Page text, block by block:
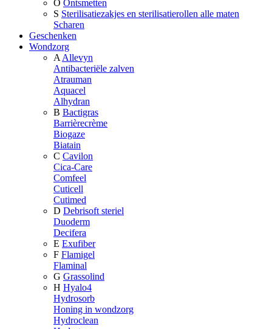
O Ontsmetten
S Sterilisatiezakjes en sterilisatierollen alle maten
Scharen
Geschenken
Wondzorg
A Allevyn
Antibacteriële zalven
Atrauman
Aquacel
Alhydran
B Bactigras
Barrièrecrème
Biogaze
Biatain
C Cavilon
Cica-Care
Comfeel
Cuticell
Cutimed
D Debrisoft steriel
Duoderm
Decifera
E Exufiber
F Flamigel
Flaminal
G Grassolind
H Hyalo4
Hydrosorb
Honing in wondzorg
Hydroclean